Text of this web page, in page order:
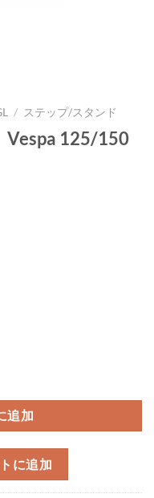
/ ステップ/スタンド
125/150
追加
に追加